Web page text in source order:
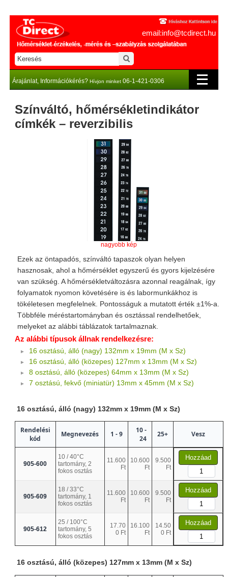
email:info@tcdirect.hu
Árajánlat, Információkérés? Hívjon minket 06-1-421-0306
Színváltó, hőmérsékletindikátor
címkék – reverzibilis
nagyobb kép
Ezek az öntapadós, színváltó tapaszok olyan helyen
hasznosak, ahol a hőmérséklet egyszerű és gyors kijelzésére
van szükség. A hőmérsékletváltozásra azonnal reagálnak, így
folyamatok nyomon követésére is és labormunkákhoz is
tökéletesen megfelelnek. Pontosságuk a mutatott érték ±1%-a.
Többféle méréstartományban és osztással rendelhetőek,
melyeket az alábbi táblázatok tartalmaznak.
Az alábbi típusok állnak rendelkezésre:
16 osztású, álló (nagy) 132mm x 19mm (M x Sz)
16 osztású, álló (közepes) 127mm x 13mm (M x Sz)
8 osztású, álló (közepes) 64mm x 13mm (M x Sz)
7 osztású, fekvő (miniatür) 13mm x 45mm (M x Sz)
16 osztású, álló (nagy) 132mm x 19mm (M x Sz)
Rendelési
kód
Megnevezés 1 - 9
10 -
24
25+ Vesz
905-600
10 / 40°C
tartomány, 2
fokos osztás
11.600
Ft
10.600
Ft
9.500
Ft
Hozzáad
905-609
18 / 33°C
tartomány, 1
fokos osztás
11.600
Ft
10.600
Ft
9.500
Ft
Hozzáad
905-612
25 / 100°C
tartomány, 5
fokos osztás
17.70
0 Ft
16.100
Ft
14.50
0 Ft
Hozzáad
16 osztású, álló (közepes) 127mm x 13mm (M x Sz)